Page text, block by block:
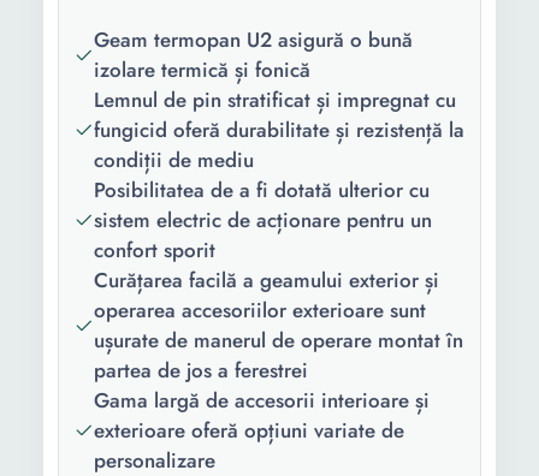
Finisaj:
Mat
Continut
pachet:
1x Fereastra mansarda 1x
Maner 1x Rama
Tip geam:
Termopan
Functii geam:
Securizat
Latime:
55 cm
Inaltime:
98 cm
Greutate:
27.5 Kg
Geam termopan U2 asigură o bună
izolare termică și fonică
Lemnul de pin stratificat și impregnat cu
fungicid oferă durabilitate și rezistență la
condiții de mediu
Posibilitatea de a fi dotată ulterior cu
sistem electric de acționare pentru un
confort sporit
Curățarea facilă a geamului exterior și
operarea accesoriilor exterioare sunt
ușurate de manerul de operare montat în
partea de jos a ferestrei
Gama largă de accesorii interioare și
exterioare oferă opțiuni variate de
personalizare